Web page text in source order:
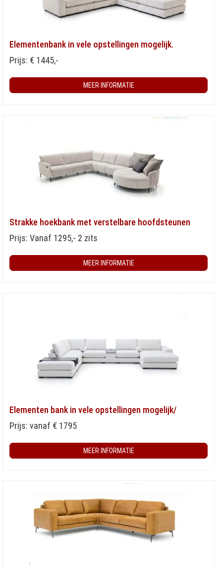
Elementenbank in vele opstellingen mogelijk.
Prijs: € 1445,-
MEER INFORMATIE
Strakke hoekbank met verstelbare hoofdsteunen
Prijs: Vanaf 1295,- 2 zits
MEER INFORMATIE
Elementen bank in vele opstellingen mogelijk/
Prijs: vanaf € 1795
MEER INFORMATIE